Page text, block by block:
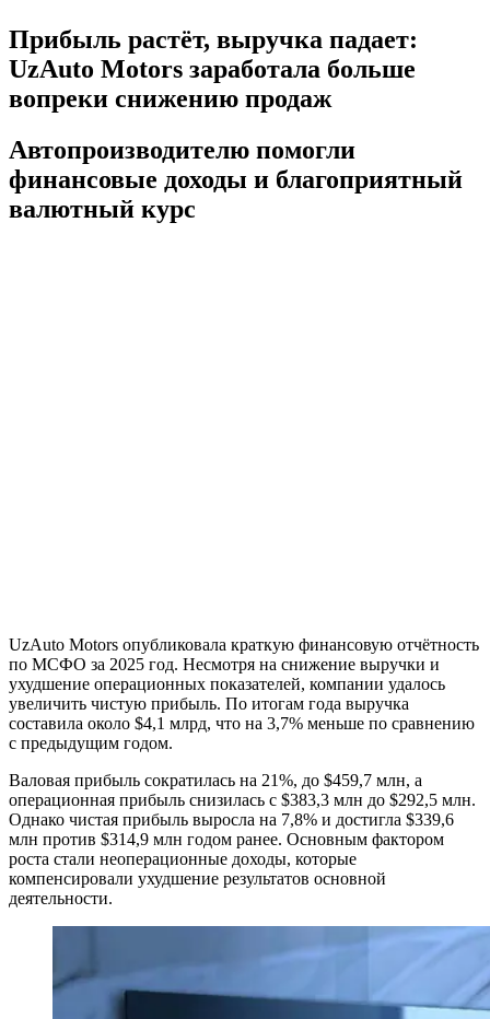
Прибыль растёт, выручка падает:
UzAuto Motors заработала больше
вопреки снижению продаж
Автопроизводителю помогли
финансовые доходы и благоприятный
валютный курс
UzAuto Motors опубликовала краткую финансовую отчётность
по МСФО за 2025 год. Несмотря на снижение выручки и
ухудшение операционных показателей, компании удалось
увеличить чистую прибыль. По итогам года выручка
составила около $4,1 млрд, что на 3,7% меньше по сравнению
с предыдущим годом.
Валовая прибыль сократилась на 21%, до $459,7 млн, а
операционная прибыль снизилась с $383,3 млн до $292,5 млн.
Однако чистая прибыль выросла на 7,8% и достигла $339,6
млн против $314,9 млн годом ранее. Основным фактором
роста стали неоперационные доходы, которые
компенсировали ухудшение результатов основной
деятельности.